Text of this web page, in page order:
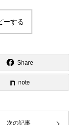
ーする
Share
note
次の記事